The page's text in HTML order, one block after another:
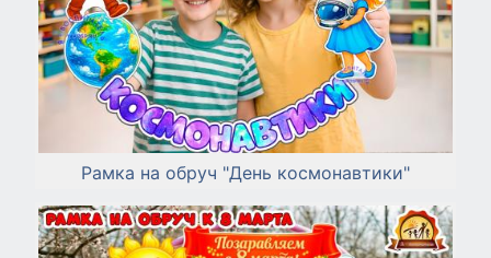
Рамка на обруч "День космонавтики"